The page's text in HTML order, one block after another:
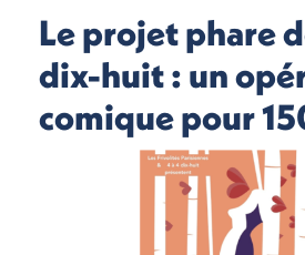
Le projet phare
dix-huit : un
comique pour